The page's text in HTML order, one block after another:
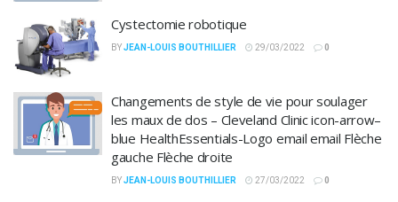
Cystectomie robotique
BYJEAN-LOUIS BOUTHILLIER 29/03/2022 0
Changements de style de vie pour soulager
les maux de dos – Cleveland Clinic icon-arrow–
blue HealthEssentials-Logo email email Flèche
gauche Flèche droite
BYJEAN-LOUIS BOUTHILLIER 27/03/2022 0